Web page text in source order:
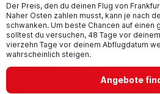
chart
has
1
Y
axis
displaying
Der Preis, den du deinen Flug von
Naher Osten zahlen musst, kann je nach
schwanken. Um beste Chancen auf einen
solltest du versuchen, 48 Tage vor
vierzehn Tage vor deinem Abflugdatum
wahrscheinlich steigen.
Angebote